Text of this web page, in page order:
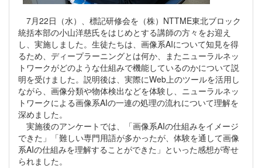
7月22日（水）、標記研修会を（株）NTTME東北ブロック
統括本部の小山洋慈氏をはじめとする講師の方々をお迎え
し、実施しました。生徒たちは、画像系AIについて知見を得
るため、ディープラーニングとは何か、またニューラルネッ
トワークがどのような仕組みで機能しているのかについて説
明を受けました。説明後は、実際にWeb上のツールを活用し
ながら、画像分類や物体検出などを体験し、ニューラルネッ
トワークによる画像系AIの一連の処理の流れについて理解を
深めました。
実施後のアンケートでは、「画像系AIの仕組みをイメージ
できた」「難しい専門用語が多かったが、体験を通して画像
系AIの仕組みを理解することができた」といった感想が寄せ
られました。